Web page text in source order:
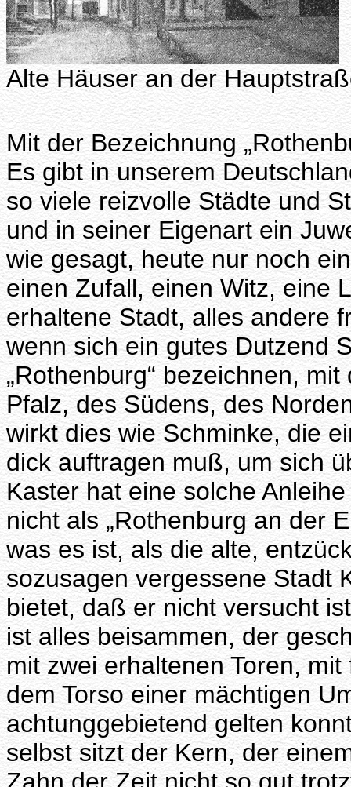
Alte Häuser an der
Mit der Bezeichnung
Es gibt in unserem
so viele reizvolle Städte und
und in seiner Eigenart ein
wie gesagt, heute nur noch
einen Zufall, einen Witz, eine
erhaltene Stadt, alles andere
wenn sich ein gutes Dutzend
„Rothenburg“ bezeichnen,
Pfalz, des Südens, des
wirkt dies wie Schminke, die
dick auftragen muß, um sich
Kaster hat eine solche
nicht als „Rothenburg an der
was es ist, als die alte,
sozusagen vergessene Stadt
bietet, daß er nicht versucht
ist alles beisammen, der
mit zwei erhaltenen Toren,
dem Torso einer mächtigen
achtunggebietend gelten
selbst sitzt der Kern, der